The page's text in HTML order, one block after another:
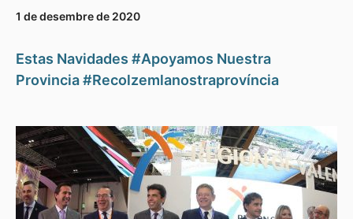
1 de desembre de 2020
Estas Navidades #Apoyamos Nuestra
Provincia #Recolzemlanostraprovíncia